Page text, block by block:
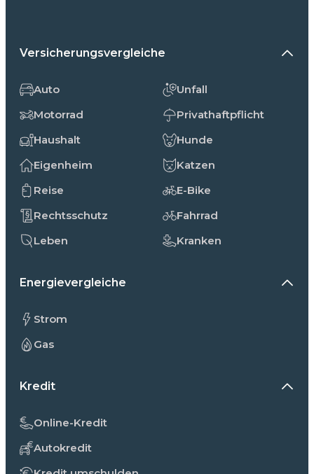
Versicherungsvergleiche
Auto
Motorrad
Haushalt
Eigenheim
Reise
Rechtsschutz
Leben
Unfall
Privathaftpflicht
Hunde
Katzen
E-Bike
Fahrrad
Kranken
Energievergleiche
Strom
Gas
Kredit
Online-Kredit
Autokredit